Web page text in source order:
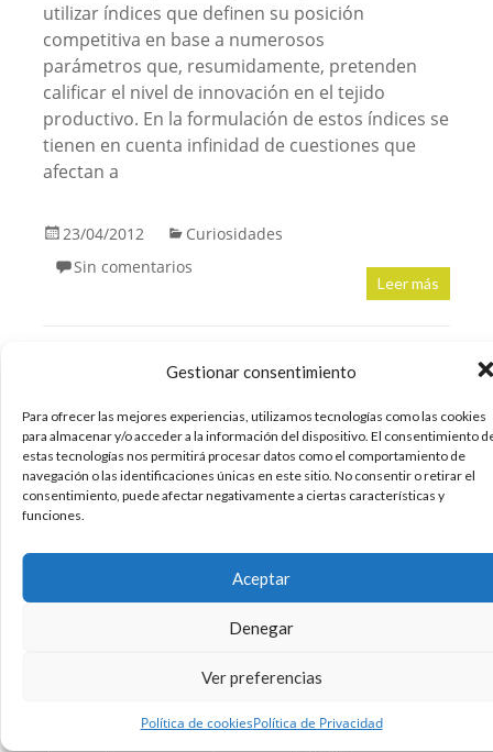
Gestionar consentimiento
Para ofrecer las mejores experiencias, utilizamos tecnologías como las cookies
para almacenar y/o acceder a la información del dispositivo. El consentimiento
estas tecnologías nos permitirá procesar datos como el comportamiento de
navegación o las identificaciones únicas en este sitio. No consentir o retirar el
consentimiento, puede afectar negativamente a ciertas características y
funciones.
Aceptar
Denegar
Ver preferencias
Política de cookiesPolítica de Privacidad
utilizar índices que definen su posición
competitiva en base a numerosos
parámetros que, resumidamente, pretenden
calificar el nivel de innovación en el tejido
productivo. En la formulación de estos índices se
tienen en cuenta infinidad de cuestiones que
afectan a
23/04/2012
Curiosidades
Sin comentarios
Leer más
Exposición sobre Steve Jobs
en el museo de la oficina de
patentes americana